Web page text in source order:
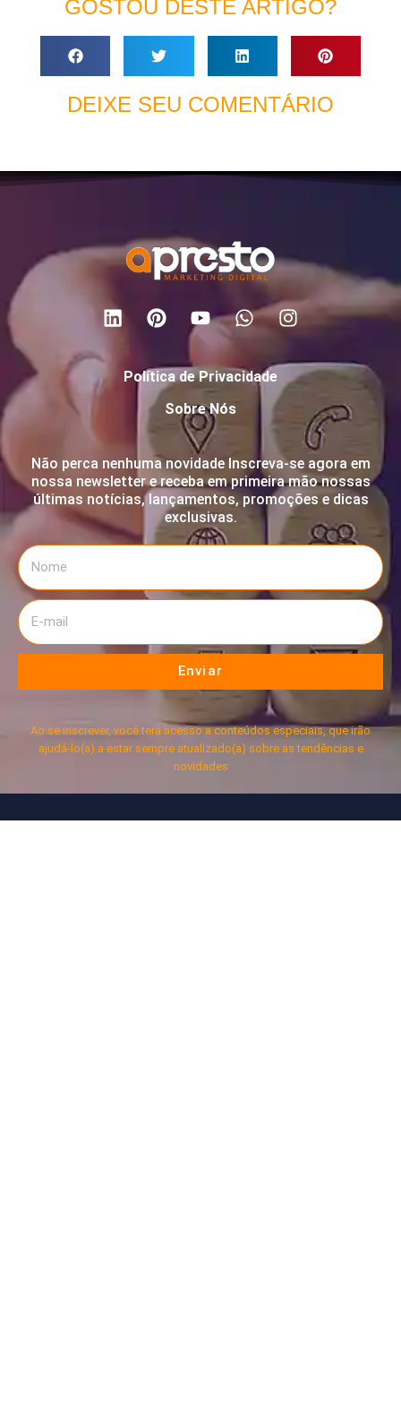
GOSTOU DESTE ARTIGO?
DEIXE SEU COMENTÁRIO
Política de Privacidade
Sobre Nós
Não perca nenhuma novidade Inscreva-se agora em
nossa newsletter e receba em primeira mão nossas
últimas notícias, lançamentos, promoções e dicas
exclusivas.
Enviar
Ao se inscrever, você terá acesso a conteúdos especiais, que irão
ajudá-lo(a) a estar sempre atualizado(a) sobre as tendências e
novidades